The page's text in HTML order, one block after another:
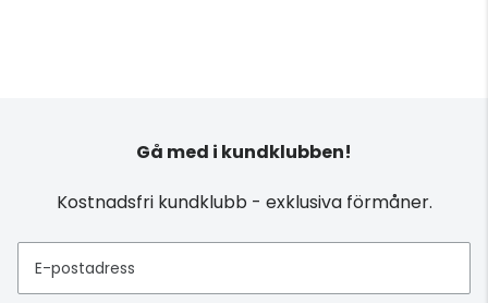
Gå med i kundklubben!
Kostnadsfri kundklubb - exklusiva förmåner.
E-postadress